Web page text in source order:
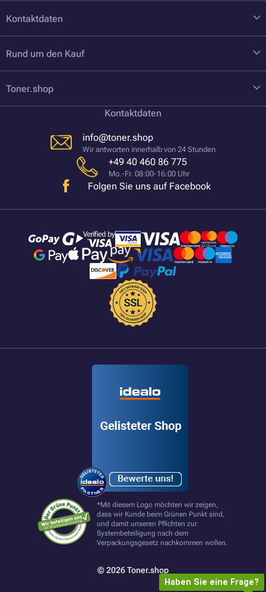
Kontaktdaten
Rund um den Kauf
Toner.shop
Kontaktdaten
info@toner.shop
Wir antworten innerhalb von 24 Stunden
+49 40 460 86 775
Mo.-Fr. 08:00-16:00 Uhr
Folgen Sie uns auf Facebook
*Mit diesem Logo möchten wir zeigen,
dass wir Kunde beim Grünen Punkt sind,
und damit unseren Pflichten zur
Systembeteiligung nach dem
Verpackungsgesetz nachkommen wollen.
© 2026 Toner.shop
Haben Sie eine Frage?